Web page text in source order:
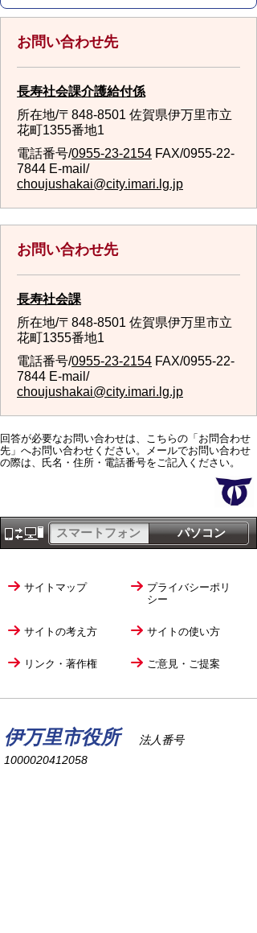
お問い合わせ先
長寿社会課介護給付係
所在地/〒848-8501 佐賀県伊万里市立
花町1355番地1
電話番号/0955-23-2154 FAX/0955-22-
7844 E-mail/
choujushakai@city.imari.lg.jp
お問い合わせ先
長寿社会課
所在地/〒848-8501 佐賀県伊万里市立
花町1355番地1
電話番号/0955-23-2154 FAX/0955-22-
7844 E-mail/
choujushakai@city.imari.lg.jp
回答が必要なお問い合わせは、こちらの「お問合わせ
先」へお問い合わせください。メールでお問い合わせ
の際は、氏名・住所・電話番号をご記入ください。
パソコン
スマートフォン
サイトマップ
プライバシーポリ
シー
サイトの考え方 サイトの使い方
リンク・著作権 ご意見・ご提案
伊万里市役所
法人番号
1000020412058